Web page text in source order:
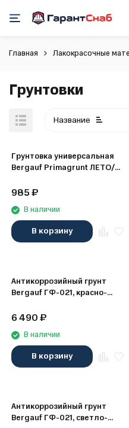
Главная Лакокрасочные
Грунтовки
Название
Грунтовка универсальная
Bergauf Primagrunt ЛЕТО/
985₽
В наличии
В корзину
Антикоррозийный грунт
Bergauf ГФ-021, красно-
6 490₽
В наличии
В корзину
Антикоррозийный грунт
Bergauf ГФ-021, светло-